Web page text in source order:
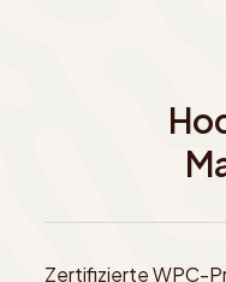
Zertifizierte WPC-